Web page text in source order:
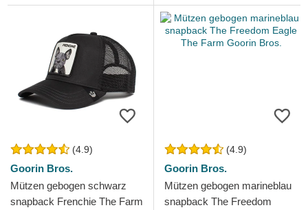
(4.9)
Goorin Bros.
Mützen gebogen schwarz
snapback Frenchie The Farm
(4.9)
Goorin Bros.
Mützen gebogen marineblau
snapback The Freedom